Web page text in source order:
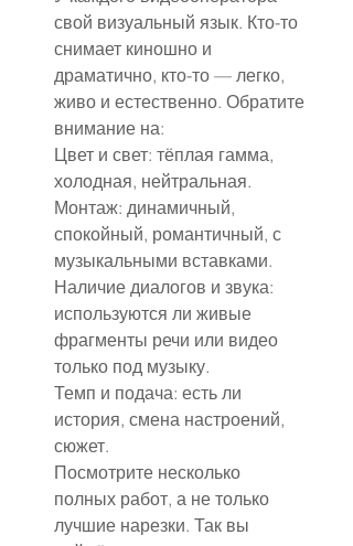
свой визуальный язык. Кто-то
снимает киношно и
драматично, кто-то — легко,
живо и естественно. Обратите
внимание на:
Цвет и свет: тёплая гамма,
холодная, нейтральная.
Монтаж: динамичный,
спокойный, романтичный, с
музыкальными вставками.
Наличие диалогов и звука:
используются ли живые
фрагменты речи или видео
только под музыку.
Темп и подача: есть ли
история, смена настроений,
сюжет.
Посмотрите несколько
полных работ, а не только
лучшие нарезки. Так вы